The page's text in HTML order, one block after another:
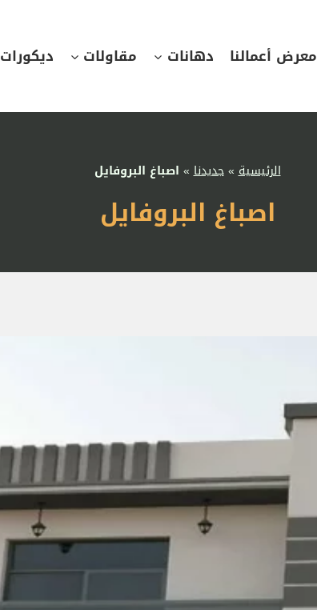
معرض أعمالنا دهانات مقاولات ديكورات
الرئيسية»جديدنا» اصباغ البروفايل
اصباغ البروفايل